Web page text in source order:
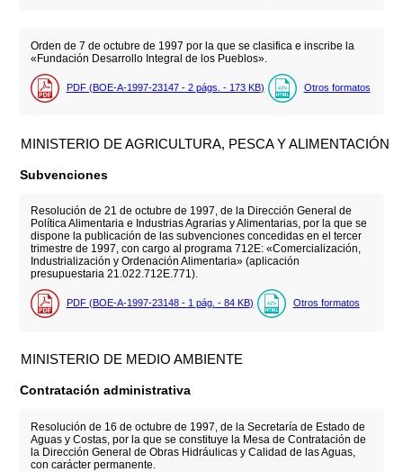
Orden de 7 de octubre de 1997 por la que se clasifica e inscribe la
«Fundación Desarrollo Integral de los Pueblos».
PDF (BOE-A-1997-23147 - 2 págs. - 173 KB) Otros formatos
MINISTERIO DE AGRICULTURA, PESCA Y ALIMENTACIÓN
Subvenciones
Resolución de 21 de octubre de 1997, de la Dirección General de
Política Alimentaria e Industrias Agrarias y Alimentarias, por la que se
dispone la publicación de las subvenciones concedidas en el tercer
trimestre de 1997, con cargo al programa 712E: «Comercialización,
Industrialización y Ordenación Alimentaria» (aplicación
presupuestaria 21.022.712E.771).
PDF (BOE-A-1997-23148 - 1 pág. - 84 KB) Otros formatos
MINISTERIO DE MEDIO AMBIENTE
Contratación administrativa
Resolución de 16 de octubre de 1997, de la Secretaría de Estado de
Aguas y Costas, por la que se constituye la Mesa de Contratación de
la Dirección General de Obras Hidráulicas y Calidad de las Aguas,
con carácter permanente.